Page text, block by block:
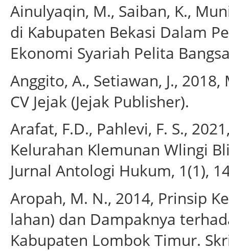
Ainulyaqin, M., Saiban, K.,
di Kabupaten Bekasi Dalam
Ekonomi Syariah Pelita
Anggito, A., Setiawan, J.,
CV Jejak (Jejak Publisher).
Arafat, F.D., Pahlevi, F. S.,
Kelurahan Klemunan Wlingi
Jurnal Antologi Hukum, 1(1),
Aropah, M. N., 2014, Prinsip
lahan) dan Dampaknya
Kabupaten Lombok Timur.